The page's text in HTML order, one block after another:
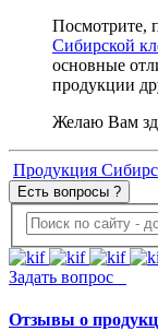
Посмотрите,
Сибирской
основные
продукции
Желаю Вам
Продукция
Есть вопросы ?
Задать вопрос
Отзывы о